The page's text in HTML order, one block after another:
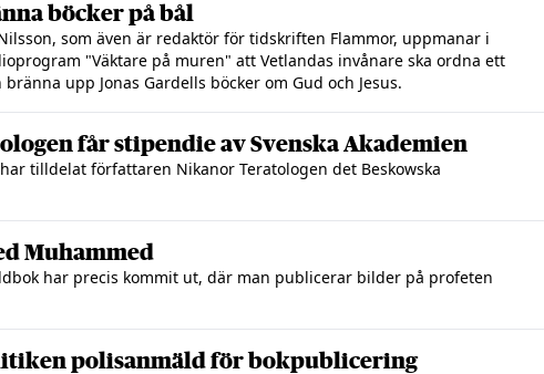
böcker på bål
som även är redaktör för tidskriften Flammor, uppmanar i
"Väktare på muren" att Vetlandas invånare ska ordna ett
upp Jonas Gardells böcker om Gud och Jesus.
får stipendie av Svenska Akademien
tilldelat författaren Nikanor Teratologen det Beskowska
Muhammed
har precis kommit ut, där man publicerar bilder på profeten
polisanmäld för bokpublicering